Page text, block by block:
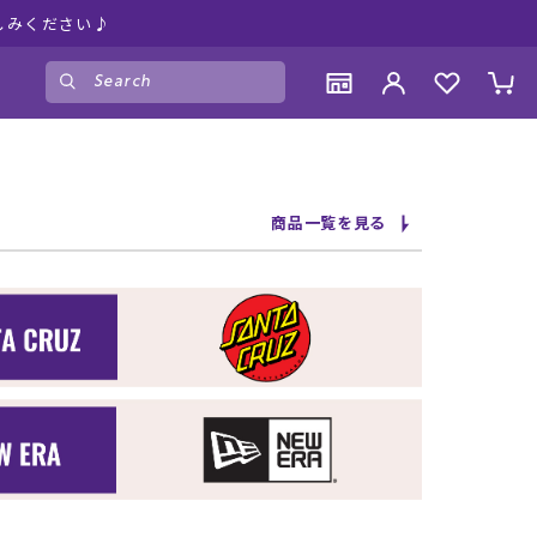
みください♪
CONTENTS
特集一覧
RIDE LIFE MAGAZINE一覧
スタッフスナップ
ブログ一覧
SUPPORT
ご利用ガイド
CONTENTS
特集一覧
RIDE LIFE MAGAZINE一覧
スタッフスナップ
ブログ一覧
SUPPORT
ご利用ガイド
CONTENTS
特集一覧
RIDE LIFE MAGAZINE一覧
スタッフスナップ
ブログ一覧
SUPPORT
ご利用ガイド
CONTENTS
特集一覧
RIDE LIFE MAGAZINE一覧
スタッフスナップ
ブログ一覧
SUPPORT
ご利用ガイド
ログイン
商品一覧を見る